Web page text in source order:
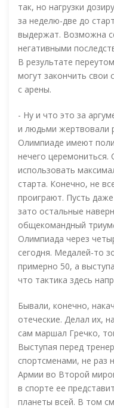
так, но нагрузки
за неделю-две до
выдержат. Возможна
негативными
В результате
могут закончить свои
с арены.
- Ну и что это за
и людьми жертвовали
Олимпиаде имеют
нечего
использовать
старта. Конечно, не
проиграют. Пусть
зато остальные
общекомандный
Олимпиада через
сегодня. Медалей-то
примерно 50, а
что тактика здесь
Бывали, конечно,
отеческие. Делал их,
сам маршал Гречко,
Выступая перед
спортсменами, не раз
Армии во Второй
в спорте ее
планеты всей. В том